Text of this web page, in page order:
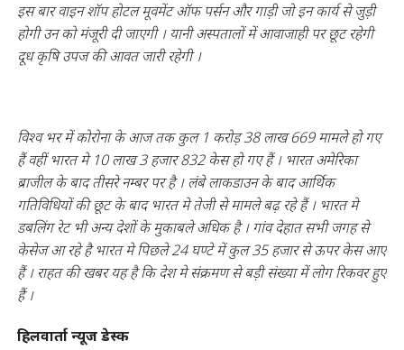
इस बार वाइन शॉप होटल मूवमेंट ऑफ पर्सन और गाड़ी जो इन कार्य से जुड़ी
होगी उन को मंजूरी दी जाएगी । यानी अस्पतालों में आवाजाही पर छूट रहेगी
दूध कृषि उपज की आवत जारी रहेगी ।
विश्व भर में कोरोना के आज तक कुल 1 करोड़ 38 लाख 669 मामले हो गए
हैं वहीं भारत मे 10 लाख 3 हजार 832 केस हो गए हैं । भारत अमेरिका
ब्राजील के बाद तीसरे नम्बर पर है । लंबे लाकडाउन के बाद आर्थिक
गतिविधियों की छूट के बाद भारत मे तेजी से मामले बढ़ रहे हैं । भारत मे
डबलिंग रेट भी अन्य देशों के मुकाबले अधिक है । गांव देहात सभी जगह से
केसेज आ रहे है भारत मे पिछले 24 घण्टे में कुल 35 हजार से ऊपर केस आए
हैं । राहत की खबर यह है कि देश मे संक्रमण से बड़ी संख्या में लोग रिकवर हुए
हैं ।
हिलवार्ता न्यूज डेस्क